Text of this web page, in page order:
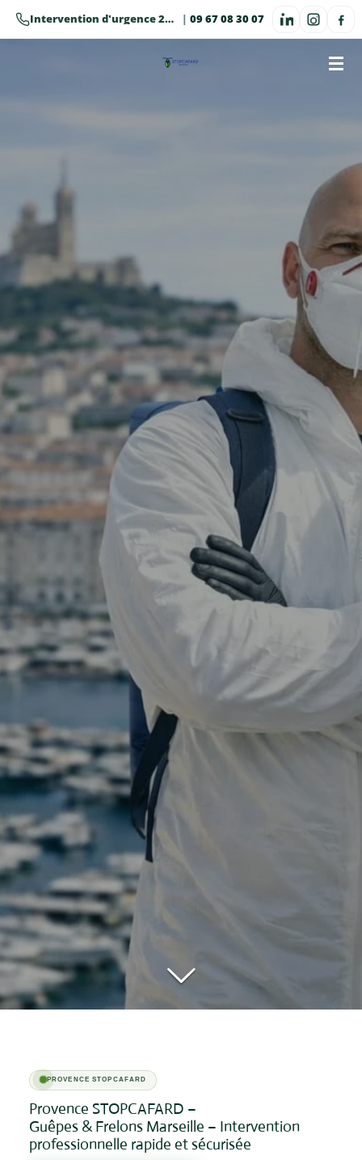
Intervention d'urgence 24h/24 · 7j/7 | 09 67 08 30 07
Passer
au
PROVENCE STOPCAFARD
Provence STOPCAFARD –
Guêpes & Frelons Marseille – Intervention
professionnelle rapide et sécurisée